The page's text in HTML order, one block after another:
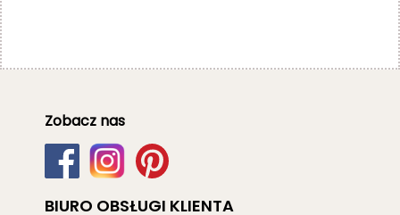
Zobacz nas
BIURO OBSŁUGI KLIENTA